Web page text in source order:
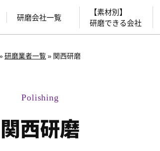
研磨会社一覧
【素材別】
研磨できる会社
研磨業者一覧» 関西研磨
関西研磨